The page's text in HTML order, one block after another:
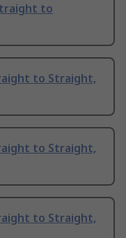
to
to Straight,
to Straight,
to Straight,